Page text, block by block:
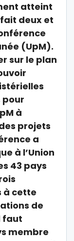
atteint
deux et
(UpM).
sur le plan
pour
à
projets
a
à l’Union
43 pays
à cette
de
faut
membre